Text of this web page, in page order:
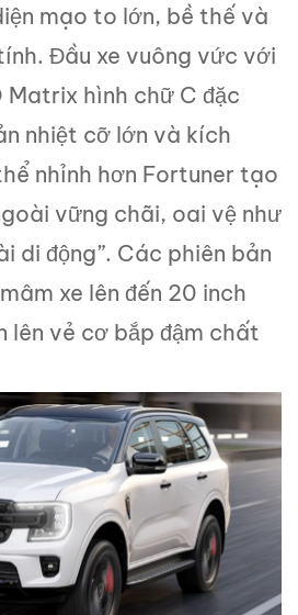
mạo to lớn, bề thế và
Đầu xe vuông vức với
Matrix hình chữ C đặc
nhiệt cỡ lớn và kích
nhỉnh hơn Fortuner tạo
vững chãi, oai vệ như
di động”. Các phiên bản
xe lên đến 20 inch
lên vẻ cơ bắp đậm chất